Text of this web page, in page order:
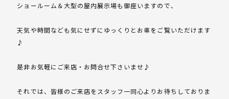
ショールーム＆大型の屋内展示場も御座いますので、
天気や時間なども気にせずにゆっくりとお車をご覧いただけます
♪
是非お気軽にご来店・お問合せ下さいませ♪
それでは、皆様のご来店をスタッフ一同心よりお待ちしておりま